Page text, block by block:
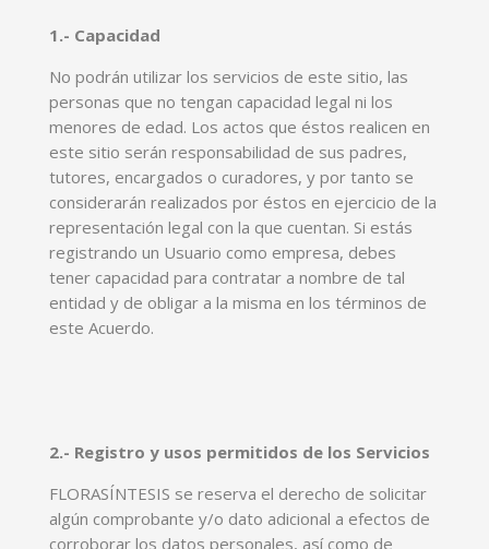
1.- Capacidad
No podrán utilizar los servicios de este sitio, las
personas que no tengan capacidad legal ni los
menores de edad. Los actos que éstos realicen en
este sitio serán responsabilidad de sus padres,
tutores, encargados o curadores, y por tanto se
considerarán realizados por éstos en ejercicio de la
representación legal con la que cuentan. Si estás
registrando un Usuario como empresa, debes
tener capacidad para contratar a nombre de tal
entidad y de obligar a la misma en los términos de
este Acuerdo.
2.- Registro y usos permitidos de los Servicios
FLORASÍNTESIS se reserva el derecho de solicitar
algún comprobante y/o dato adicional a efectos de
corroborar los datos personales, así como de